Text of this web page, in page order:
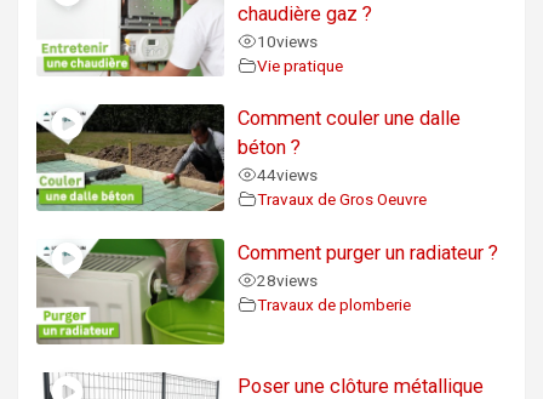
chaudière gaz ?
10views
Vie pratique
Comment couler une dalle
béton ?
44views
Travaux de Gros Oeuvre
Comment purger un radiateur ?
28views
Travaux de plomberie
Poser une clôture métallique